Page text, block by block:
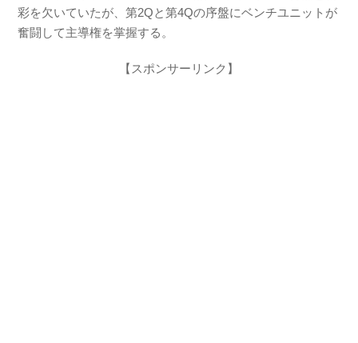
彩を欠いていたが、第2Qと第4Qの序盤にベンチユニットが
奮闘して主導権を掌握する。
【スポンサーリンク】